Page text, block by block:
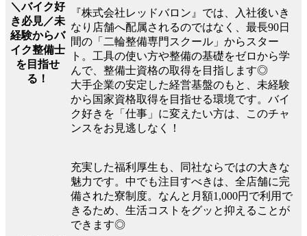
＼バイク好
き必見／未
経験からバ
イク整備士
を目指せ
る！
『株式会社レッドバロン』では、入社後いき
なり店舗へ配属されるのではなく、最長90日
間の「二輪整備専門スクール」からスター
ト。工具の使い方や整備の基礎をゼロから学
んで、整備士資格の取得を目指します◎
大手企業の安定した経営基盤のもと、未経験
から国家資格取得を目指せる環境です。バイ
ク好きを「仕事」に変えたい方は、このチャ
ンスをお見逃しなく！
充実した福利厚生も、同社ならではの大きな
魅力です。中でも注目すべきは、全店舗に完
備された寮制度。なんと月額1,000円で利用で
きるため、生活コストをグッと抑えることが
できます◎